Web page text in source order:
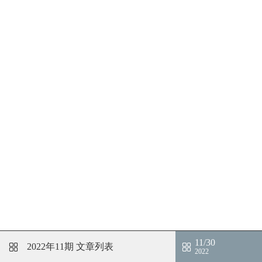
2022年11期 文章列表 11/30
2022